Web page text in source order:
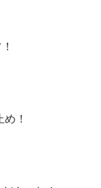
！